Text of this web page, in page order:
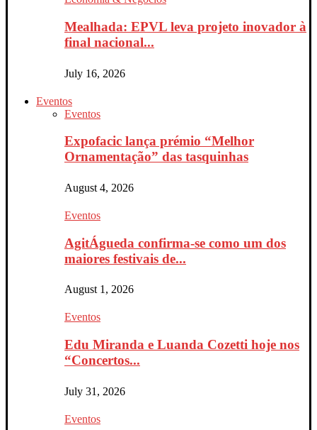
Mealhada: EPVL leva projeto inovador à
final nacional...
July 16, 2026
Eventos
Eventos
Expofacic lança prémio “Melhor
Ornamentação” das tasquinhas
August 4, 2026
Eventos
AgitÁgueda confirma-se como um dos
maiores festivais de...
August 1, 2026
Eventos
Edu Miranda e Luanda Cozetti hoje nos
“Concertos...
July 31, 2026
Eventos